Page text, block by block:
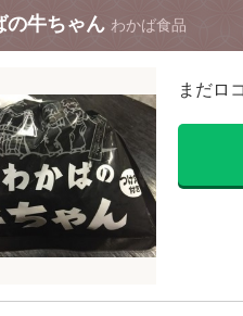
の牛ちゃん わかば食品
まだロ